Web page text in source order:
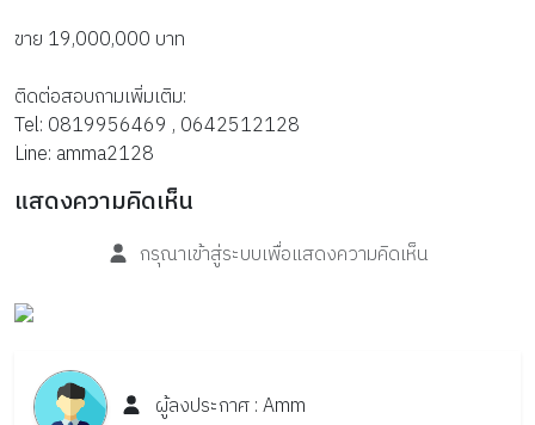
ขาย 19,000,000 บาท
ติดต่อสอบถามเพิ่มเติม:
Tel: 0819956469 , 0642512128
Line: amma2128
แสดงความคิดเห็น
กรุณาเข้าสู่ระบบเพื่อแสดงความคิดเห็น
ผู้ลงประกาศ :Amm